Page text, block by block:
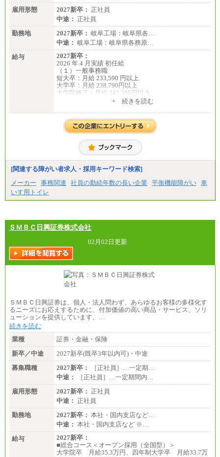
雇用形態
2027新卒： 正社員
中途： 正社員
勤務地
2027新卒： 岐阜工場：岐阜県各…
中途： 岐阜工場：岐阜県各務原…
給与
2027新卒：
2026 年 4 月実績 初任給
（１）一般事務職
短大卒：月給 233,590 円以上
大学卒：月給 238,790円以上
大学院修了：月給 242,390円以上
※試用期間中も給与に変更ございません。
短大卒：月給 257,650 円以上
大学卒：月給 268,150円以上
大学院修了：月給 271,350円以上
（１）一般事務職
月給 229,440 円以上
※試用期間中も給与に変更ございません。
（２）生産補助職
月給 255,000円以上
+ 続きを読む
[関連する障がい者求人・採用キーワード検索]
メーカー
事務関連 社員の勤続年数の長い企業 平衡機能障がい 車
いす用トイレ
ＳＭＢＣ日興証券株式会社
02月02日更新
ＳＭＢＣ日興証券は、個人・法人問わず、あらゆるお客様の多様化す
るニーズにお応えするために、付加価値の高い商品・サービス、ソリ
ューションを提供しています。…
続きを読む
業種
証券・金融・保険
新卒／中途
2027新卒(既卒3年以内可)・中途
募集職種
2027新卒：
［正社員］…一定期…
中途：
［正社員］…一定期間内…
雇用形態
2027新卒： 正社員
中途： 正社員
勤務地
2027新卒： 本社・国内支店など…
中途： 本社・国内支店など ※…
給与
2027新卒：
■総合コース＜オープン採用（全国型）＞
大学院卒 月給35.3万円、四年制大学卒 月給33.7万